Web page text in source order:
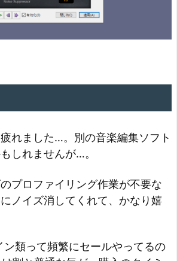
れました…。別の音楽編集ソフト
しれませんが…。
プロファイリング作業が不要な
ノイズ消してくれて、かなり嬉
ン類って頻繁にセールやってるの